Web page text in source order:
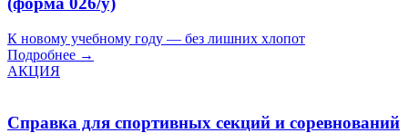
К новому учебному году — без лишних хлопот
Подробнее →
АКЦИЯ
Справка для спортивных секций и соревнований